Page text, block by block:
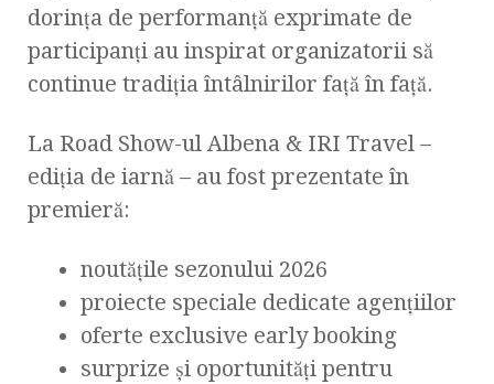
dorința de performanță exprimate de
participanți au inspirat organizatorii să
continue tradiția întâlnirilor față în față.
La Road Show-ul Albena & IRI Travel –
ediția de iarnă – au fost prezentate în
premieră:
noutățile sezonului 2026
proiecte speciale dedicate agențiilor
oferte exclusive early booking
surprize și oportunități pentru